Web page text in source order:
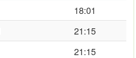
18:01
21:15
21:15